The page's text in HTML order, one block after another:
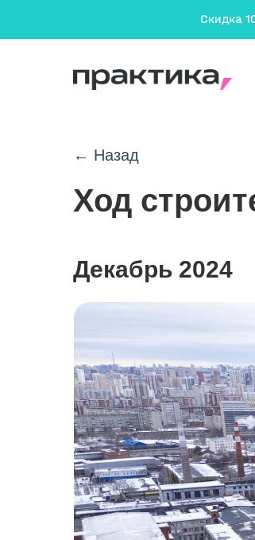
Скидка
Ход
← Назад
Декабрь 2024